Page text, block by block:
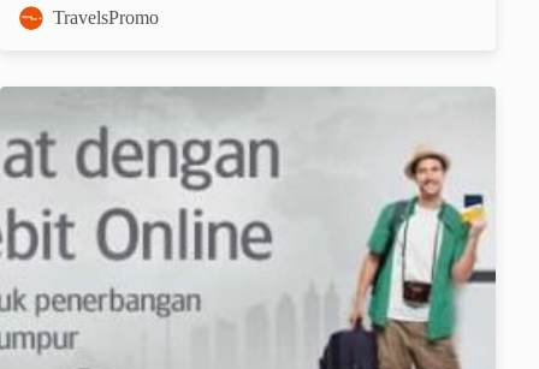
TravelsPromo